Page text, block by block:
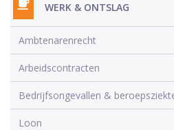
WERK & ONTSLAG
Ambtenarenrecht
Arbeidscontracten
Bedrijfsongevallen &
Loon